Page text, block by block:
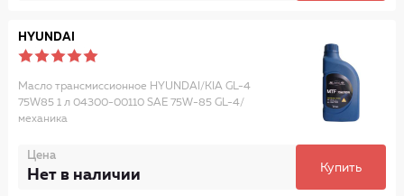
HYUNDAI
Масло трансмиссионное HYUNDAI/KIA GL-4
75W85 1 л 04300-00110 SAE 75W-85 GL-4/
механика
Цена
Нет в наличии Купить